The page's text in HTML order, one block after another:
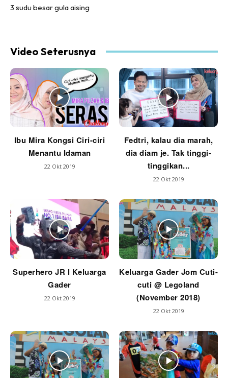
3 sudu besar gula aising
Video Seterusnya
Ibu Mira Kongsi Ciri-ciri
Menantu Idaman
22 Okt 2019
Fedtri, kalau dia marah,
dia diam je. Tak tinggi-
tinggikan...
22 Okt 2019
Superhero JR l Keluarga
Gader
22 Okt 2019
Keluarga Gader Jom Cuti-
cuti @ Legoland
(November 2018)
22 Okt 2019